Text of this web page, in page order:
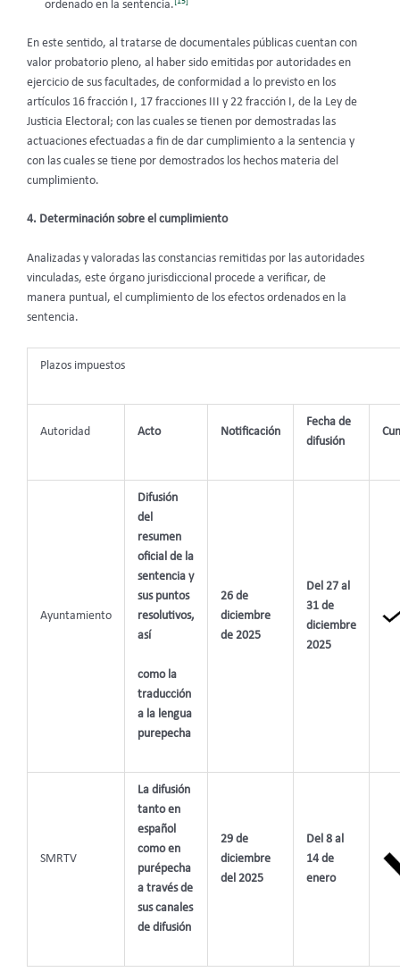
ordenado en la sentencia.
En este sentido, al tratarse de documentales públicas cuentan con
valor probatorio pleno, al haber sido emitidas por autoridades en
ejercicio de sus facultades, de conformidad a lo previsto en los
artículos 16 fracción I, 17 fracciones III y 22 fracción I, de la Ley de
Justicia Electoral; con las cuales se tienen por demostradas las
actuaciones efectuadas a fin de dar cumplimiento a la sentencia y
con las cuales se tiene por demostrados los hechos materia del
cumplimiento.
4. Determinación sobre el cumplimiento
Analizadas y valoradas las constancias remitidas por las autoridades
vinculadas, este órgano jurisdiccional procede a verificar, de
manera puntual, el cumplimiento de los efectos ordenados en la
sentencia.
Plazos impuestos
Autoridad Acto Notificación
Fecha de
difusión
Ayuntamiento
Difusión
del
resumen
oficial de la
sentencia y
sus puntos
resolutivos,
así
como la
traducción
a la lengua
purepecha
26 de
diciembre
de 2025
Del 27 al
31 de
diciembre
2025
SMRTV
La difusión
tanto en
español
como en
purépecha
a través de
sus canales
de difusión
29 de
diciembre
del 2025
Del 8 al
14 de
enero